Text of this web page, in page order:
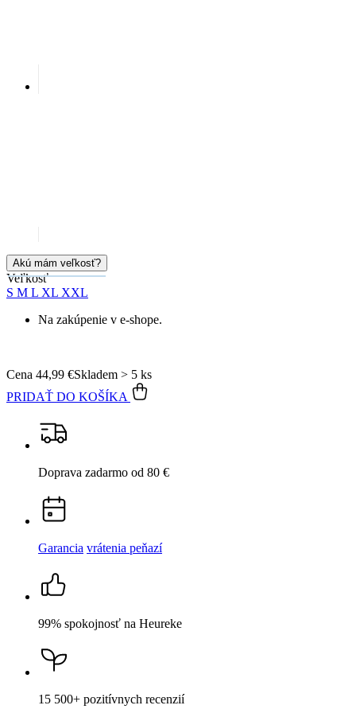
Akú mám veľkosť?
Veľkosť
S M L XL XXL
Na zakúpenie v e-shope.
Skladem > 5 ks
Cena 44,99 €
PRIDAŤ DO KOŠÍKA
Doprava zadarmo od 80 €
Garancia vrátenia peňazí
99% spokojnosť na Heureke
15 500+ pozitívnych recenzií